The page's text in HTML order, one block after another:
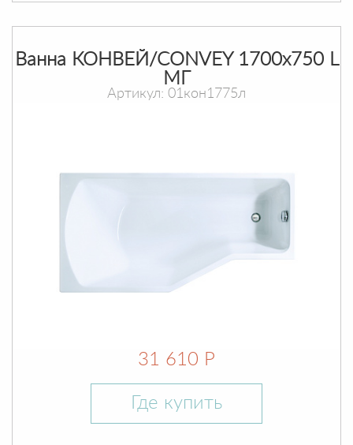
Ванна КОНВЕЙ/CONVEY 1700х750 L
МГ
Артикул: 01кон1775л
31 610 Р
Где купить